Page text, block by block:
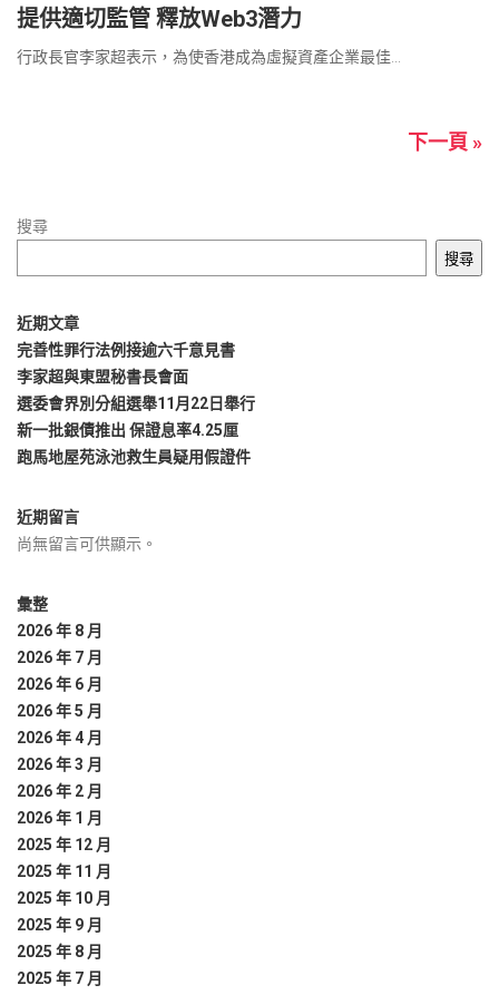
提供適切監管 釋放Web3潛力
行政長官李家超表示，為使香港成為虛擬資產企業最佳...
下一頁 »
搜尋
搜尋
近期文章
完善性罪行法例接逾六千意見書
李家超與東盟秘書長會面
選委會界別分組選舉11月22日舉行
新一批銀債推出 保證息率4.25厘
跑馬地屋苑泳池救生員疑用假證件
近期留言
尚無留言可供顯示。
彙整
2026 年 8 月
2026 年 7 月
2026 年 6 月
2026 年 5 月
2026 年 4 月
2026 年 3 月
2026 年 2 月
2026 年 1 月
2025 年 12 月
2025 年 11 月
2025 年 10 月
2025 年 9 月
2025 年 8 月
2025 年 7 月